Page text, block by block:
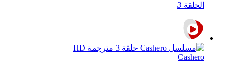
الحلقة 3
Cashero